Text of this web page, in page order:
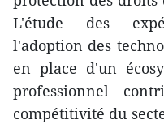
L'étude des
l'adoption des
en place d'un
professionnel
compétitivité du